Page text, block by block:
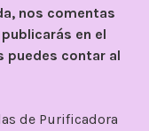
nos comentas
en el
puedes contar al
de Purificadora